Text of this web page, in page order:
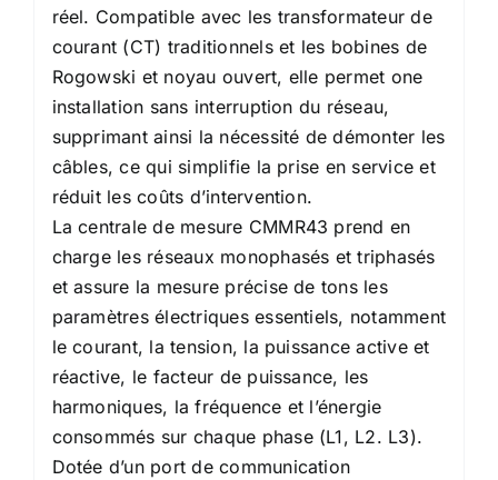
réel. Compatible avec les transformateur de
courant (CT) traditionnels et les bobines de
Rogowski et noyau ouvert, elle permet one
installation sans interruption du réseau,
supprimant ainsi la nécessité de démonter les
câbles, ce qui simplifie la prise en service et
réduit les coûts d’intervention.
La centrale de mesure CMMR43 prend en
charge les réseaux monophasés et triphasés
et assure la mesure précise de tons les
paramètres électriques essentiels, notamment
le courant, la tension, la puissance active et
réactive, le facteur de puissance, les
harmoniques, la fréquence et l’énergie
consommés sur chaque phase (L1, L2. L3).
Dotée d’un port de communication